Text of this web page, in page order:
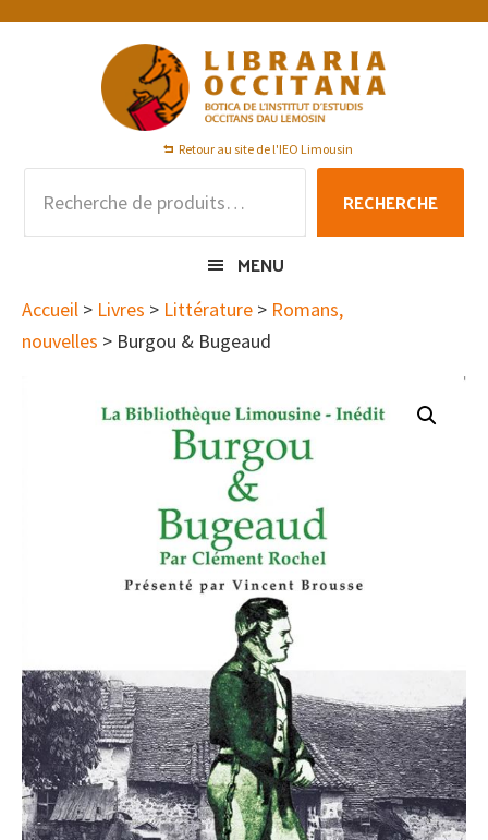
Passer
Passer
Passer
Retour au site de l'IEO Limousin
pour :
RECHERCHE
MENU
Accueil > Livres > Littérature > Romans,
nouvelles > Burgou & Bugeaud